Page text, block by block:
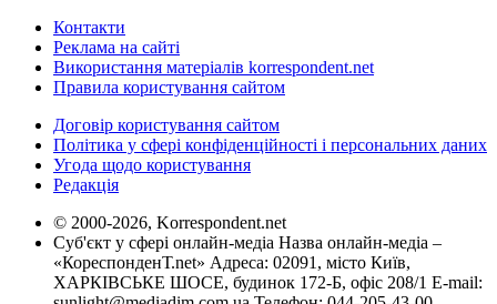
Контакти
Реклама на сайті
Використання матеріалів korrespondent.net
Правила користування сайтом
Договір користування сайтом
Політика у сфері конфіденційності і персональних даних
Угода щодо користування
Редакція
© 2000-2026, Korrespondent.net
Суб'єкт у сфері онлайн-медіа Назва онлайн-медіа –
«КореспонденТ.net» Адреса: 02091, місто Київ,
ХАРКІВСЬКЕ ШОСЕ, будинок 172-Б, офіс 208/1 E-mail: